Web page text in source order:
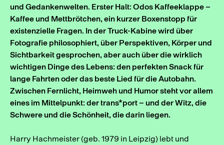
und Gedankenwelten. Erster Halt: Odos Kaffeeklappe –
Kaffee und Mettbrötchen, ein kurzer Boxenstopp für
existenzielle Fragen. In der Truck-Kabine wird über
Fotografie philosophiert, über Perspektiven, Körper und
Sichtbarkeit gesprochen, aber auch über die wirklich
wichtigen Dinge des Lebens: den perfekten Snack für
lange Fahrten oder das beste Lied für die Autobahn.
Zwischen Fernlicht, Heimweh und Humor steht vor allem
eines im Mittelpunkt: der trans*port – und der Witz, die
Schwere und die Schönheit, die darin liegen.
Harry Hachmeister (geb. 1979 in Leipzig) lebt und